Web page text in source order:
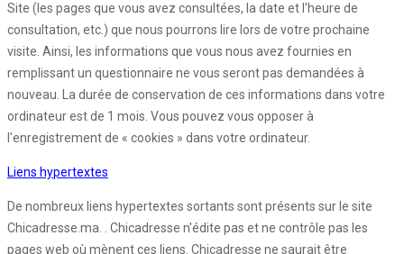
Site (les pages que vous avez consultées, la date et l'heure de
consultation, etc.) que nous pourrons lire lors de votre prochaine
visite. Ainsi, les informations que vous nous avez fournies en
remplissant un questionnaire ne vous seront pas demandées à
nouveau. La durée de conservation de ces informations dans votre
ordinateur est de 1 mois. Vous pouvez vous opposer à
l'enregistrement de « cookies » dans votre ordinateur.
Liens hypertextes
De nombreux liens hypertextes sortants sont présents sur le site
Chicadresse.ma. . Chicadresse n'édite pas et ne contrôle pas les
pages web où mènent ces liens. Chicadresse ne saurait être